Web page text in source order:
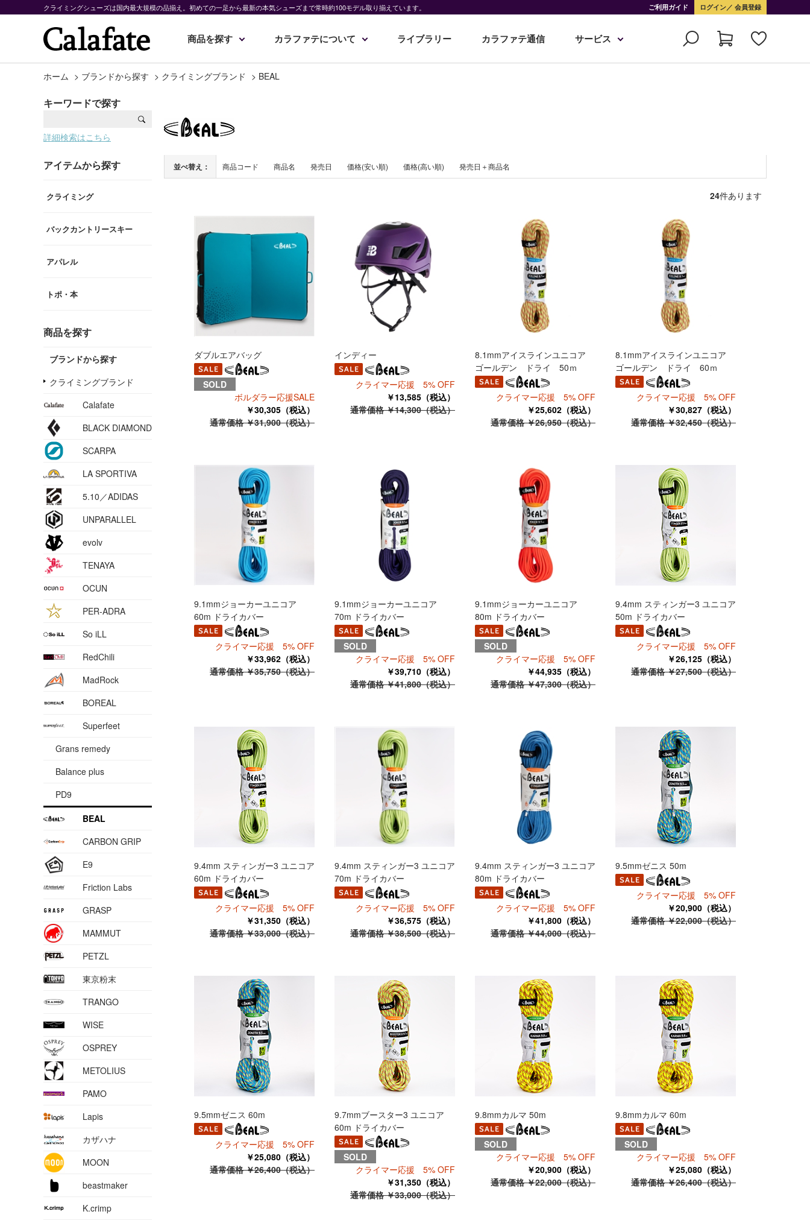
クライミングシューズは国内最大規模の品揃え。初めての一足から最新の本気シューズまで常時約100モデル取り揃えています。 ご利用ガイド ログイン 会員登録
商品を探す カラファテについて ライブラリー カラファテ通信 サービス
ホーム > ブランドから探す > クライミングブランド > BEAL
キーワードで探す
詳細検索はこちら
アイテムから探す
クライミング
バックカントリースキー
アパレル
トポ・本
商品を探す
ブランドから探す
クライミングブランド
Calafate
BLACK DIAMOND
SCARPA
LA SPORTIVA
5.10／ADIDAS
UNPARALLEL
evolv
TENAYA
OCUN
PER-ADRA
So iLL
RedChili
MadRock
BOREAL
Superfeet
Grans remedy
Balance plus
PD9
BEAL
CARBON GRIP
E9
Friction Labs
GRASP
MAMMUT
PETZL
東京粉末
TRANGO
WISE
OSPREY
METOLIUS
PAMO
Lapis
カザハナ
MOON
beastmaker
K.crimp
並べ替え： 商品コード 商品名 発売日 価格(安い順) 価格(高い順) 発売日＋商品名
24件あります
ダブルエアバッグ
SOLD
ボルダラー応援SALE
￥30,305（税込）
通常価格 ￥31,900（税込）
インディー
クライマー応援 5% OFF
￥13,585（税込）
通常価格 ￥14,300（税込）
8.1mmアイスラインユニコア
ゴールデン ドライ 50ｍ
クライマー応援 5% OFF
￥25,602（税込）
通常価格 ￥26,950（税込）
8.1mmアイスラインユニコア
ゴールデン ドライ 60ｍ
クライマー応援 5% OFF
￥30,827（税込）
通常価格 ￥32,450（税込）
9.1mmジョーカーユニコア
60m ドライカバー
クライマー応援 5% OFF
￥33,962（税込）
通常価格 ￥35,750（税込）
9.1mmジョーカーユニコア
70m ドライカバー
SOLD
クライマー応援 5% OFF
￥39,710（税込）
通常価格 ￥41,800（税込）
9.1mmジョーカーユニコア
80m ドライカバー
SOLD
クライマー応援 5% OFF
￥44,935（税込）
通常価格 ￥47,300（税込）
9.4mm スティンガー3 ユニコア
50m ドライカバー
クライマー応援 5% OFF
￥26,125（税込）
通常価格 ￥27,500（税込）
9.4mm スティンガー3 ユニコア
60m ドライカバー
クライマー応援 5% OFF
￥31,350（税込）
通常価格 ￥33,000（税込）
9.4mm スティンガー3 ユニコア
70m ドライカバー
クライマー応援 5% OFF
￥36,575（税込）
通常価格 ￥38,500（税込）
9.4mm スティンガー3 ユニコア
80m ドライカバー
クライマー応援 5% OFF
￥41,800（税込）
通常価格 ￥44,000（税込）
9.5mmゼニス 50m
クライマー応援 5% OFF
￥20,900（税込）
通常価格 ￥22,000（税込）
9.5mmゼニス 60m
クライマー応援 5% OFF
￥25,080（税込）
通常価格 ￥26,400（税込）
9.7mmブースター3 ユニコア
60m ドライカバー
SOLD
クライマー応援 5% OFF
￥31,350（税込）
通常価格 ￥33,000（税込）
9.8mmカルマ 50m
SOLD
クライマー応援 5% OFF
￥20,900（税込）
通常価格 ￥22,000（税込）
9.8mmカルマ 60m
SOLD
クライマー応援 5% OFF
￥25,080（税込）
通常価格 ￥26,400（税込）